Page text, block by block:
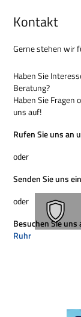
Kontakt
Gerne stehen wir
Haben Sie
Beratung?
Haben Sie Fragen
uns auf!
Rufen Sie uns an
oder
Senden Sie uns
oder
Besuchen Sie uns
Ruhr